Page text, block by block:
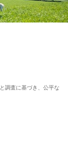
調査に基づき、公平な